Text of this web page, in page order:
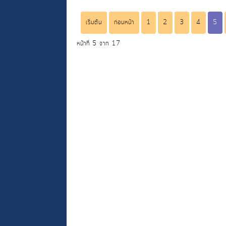
เริ่มต้น ก่อนหน้า 1 2 3 4 5
หน้าที่ 5 จาก 17